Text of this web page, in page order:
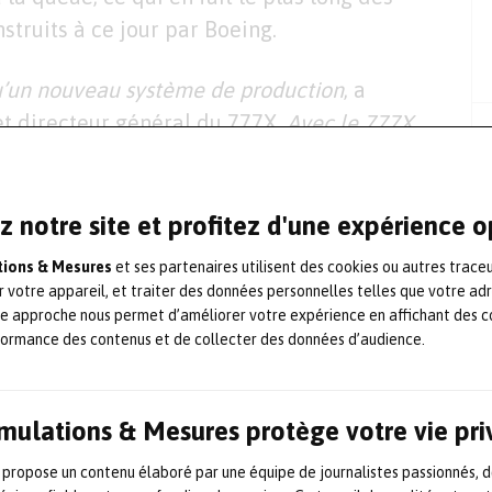
notre site et profitez d'une expérience
& Mesures et ses partenaires utilisent des cookies ou autres
votre appareil, et traiter des données personnelles telles que votre
approche nous permet d’améliorer votre expérience en affichant des
des contenus et de collecter des données d’audience.
& Mesures protège votre vie
un contenu élaboré par une équipe de journalistes passionnés,
à ce jour par Boeing.
nouveau système de production, a
directeur général du 777X.Avec le 777X,
programme de développement plus tôt
fait un excellent travail pour atteindre
capitalise sur les succès remportés par le
pour proposer aux compagnies
des avions biréacteurs disponibles
le 777X consomme 12 % de
d’exploitation inférieurs de 10 %.
essais statiques au sol a été finalisé en
destinés aux essais en vol seront
en vol. Le premier vol du 777X est